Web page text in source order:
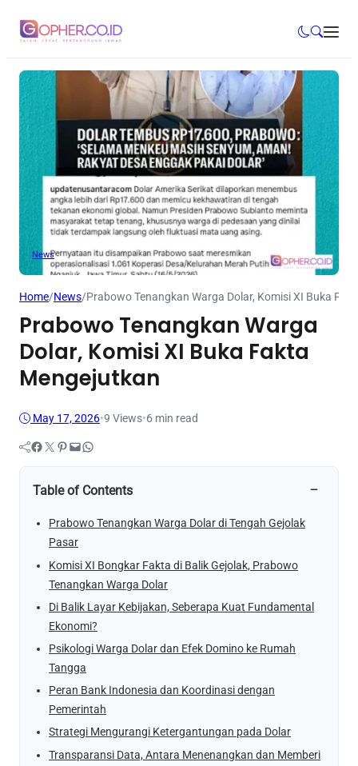
News
Home/News/Prabowo Tenangkan Warga Dolar, Komisi XI Buka
Prabowo Tenangkan Warga
Dolar, Komisi XI Buka Fakta
Mengejutkan
May 17, 2026•9 Views•6 min read
Facebook Twitter Pinterest Mail WhatsApp
Table of Contents −
Prabowo Tenangkan Warga Dolar di Tengah Gejolak
Pasar
Komisi XI Bongkar Fakta di Balik Gejolak, Prabowo
Tenangkan Warga Dolar
Di Balik Layar Kebijakan, Seberapa Kuat Fundamental
Ekonomi?
Psikologi Warga Dolar dan Efek Domino ke Rumah
Tangga
Peran Bank Indonesia dan Koordinasi dengan
Pemerintah
Strategi Mengurangi Ketergantungan pada Dolar
Transparansi Data, Antara Menenangkan dan Memberi